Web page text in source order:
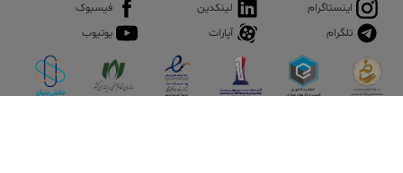
اینستاگرام لینکدین
فیسبوک
تلگرام
آپارات یوتیوب